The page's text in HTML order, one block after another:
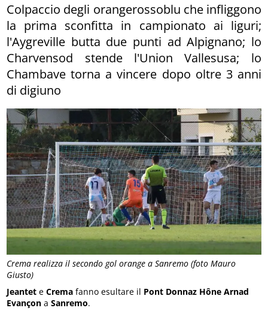
Crema realizza il secondo gol orange a Sanremo (foto Mauro
Giusto)
Colpaccio degli orangerossoblu che infliggono
la prima sconfitta in campionato ai liguri;
l'Aygreville butta due punti ad Alpignano; lo
Charvensod stende l'Union Vallesusa; lo
Chambave torna a vincere dopo oltre 3 anni
di digiuno
Jeantet eCrema fanno esultare il Pont Donnaz Hône Arnad
Evançon aSanremo.